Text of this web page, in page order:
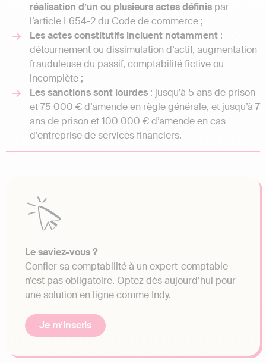
réalisation d’un ou plusieurs actes définis par
l’article L654-2 du Code de commerce ;
Les actes constitutifs incluent notamment :
détournement ou dissimulation d’actif, augmentation
frauduleuse du passif, comptabilité fictive ou
incomplète ;
Les sanctions sont lourdes : jusqu’à 5 ans de prison
et 75 000 € d’amende en règle générale, et jusqu’à 7
ans de prison et 100 000 € d’amende en cas
d’entreprise de services financiers.
Le saviez-vous ?
Confier sa comptabilité à un expert-comptable
n’est pas obligatoire. Optez dès aujourd’hui pour
une solution en ligne comme Indy.
Je m’inscris